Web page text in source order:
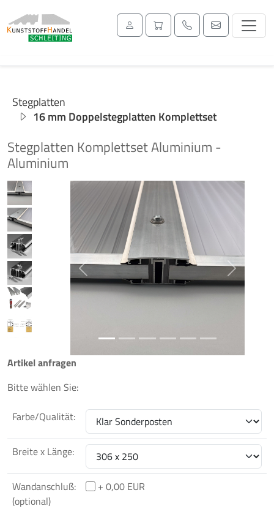
Stegplatten
16 mm Doppelstegplatten Komplettset
Stegplatten Komplettset Aluminium -
Aluminium
Previous Next
Artikel anfragen
Bitte wählen Sie:
Farbe/Qualität:
Breite x Länge:
Wandanschluß:
(optional)
+ 0,00 EUR